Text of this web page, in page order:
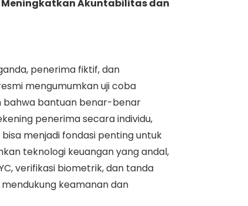
Meningkatkan Akuntabilitas dan
penerima fiktif, dan
mengumumkan uji coba
bahwa bantuan benar-benar
penerima secara individu,
menjadi fondasi penting untuk
teknologi keuangan yang andal,
verifikasi biometrik, dan tanda
keamanan dan